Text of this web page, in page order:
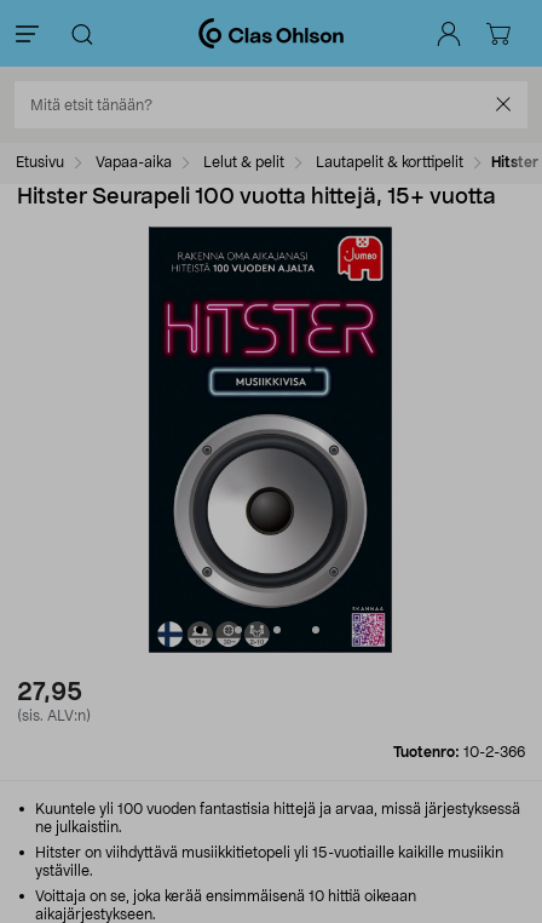
Etusivu Vapaa-aika Lelut & pelit Lautapelit & korttipelit Hitster
Hitster Seurapeli 100 vuotta hittejä, 15+ vuotta
27,95
(sis. ALV:n)
Tuotenro: 10-2-366
Kuuntele yli 100 vuoden fantastisia hittejä ja arvaa, missä järjestyksessä
ne julkaistiin.
Hitster on viihdyttävä musiikkitietopeli yli 15-vuotiaille kaikille musiikin
ystäville.
Voittaja on se, joka kerää ensimmäisenä 10 hittiä oikeaan
aikajärjestykseen.